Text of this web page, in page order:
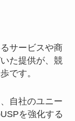
サービスや商
た提供が、競
です。
自社のユニー
を強化する